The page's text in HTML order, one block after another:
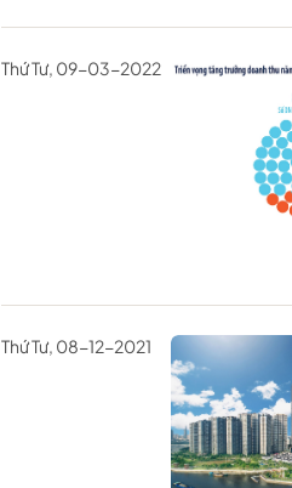
Thứ Tư, 09-03-2022
Thứ Tư, 08-12-2021